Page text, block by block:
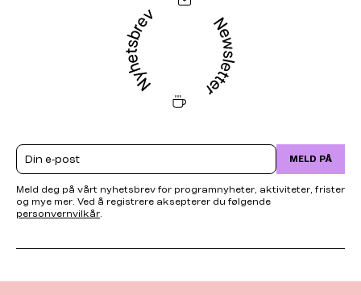
Email MELD PÅ
Meld deg på vårt nyhetsbrev for programnyheter, aktiviteter, frister
og mye mer. Ved å registrere aksepterer du følgende
personvernvilkår.